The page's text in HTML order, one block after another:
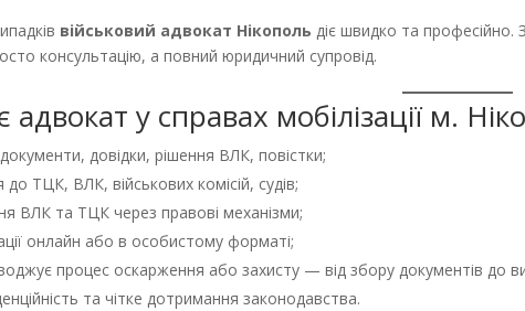
військовий адвокат Нікополь діє швидко та професійно.
консультацію, а повний юридичний супровід.
у справах мобілізації м.
довідки, рішення ВЛК, повістки;
ТЦК, ВЛК, військових комісій, судів;
ВЛК та ТЦК через правові механізми;
онлайн або в особистому форматі;
процес оскарження або захисту — від збору документів до
та чітке дотримання законодавства.